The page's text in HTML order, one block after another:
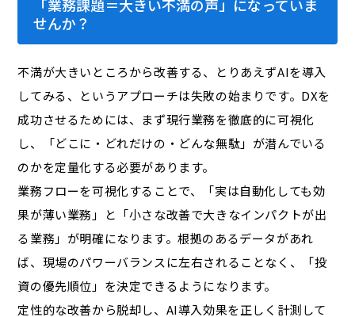
「業務課題＝大きい不満の声」になっていま
せんか？
不満が大きいところから改善する、とりあえずAIを導入
してみる、というアプローチは失敗の始まりです。DXを
成功させるためには、まず現行業務を徹底的に可視化
し、「どこに・どれだけの・どんな無駄」が潜んでいる
のかを定量化する必要があります。
業務フローを可視化することで、「実は自動化しても効
果が薄い業務」と「小さな改善で大きなインパクトが出
る業務」が明確になります。根拠のあるデータがあれ
ば、現場のパワーバランスに左右されることなく、「投
資の優先順位」を決定できるようになります。
定性的な改善から脱却し、AI導入効果を正しく計測して